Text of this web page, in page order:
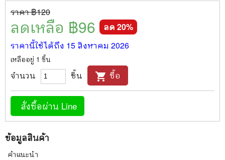
ราคา ฿120
ลดเหลือ ฿96 ลด 20%
ราคานี้ใช้ได้ถึง 15 สิงหาคม 2026
เหลืออยู่ 1 ชิ้น
จำนวน ชิ้น shopping_cart ซื้อ
สั่งซื้อผ่าน Line
ข้อมูลสินค้า
คำแนะนำ